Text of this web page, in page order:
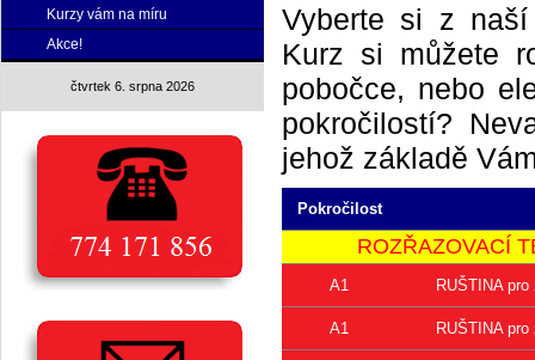
Kurzy vám na míru
Akce!
čtvrtek 6. srpna 2026
Vyberte si z
Kurz si můžete
pobočce, nebo
pokročilostí?
jehož základě
Pokročilost
ROZŘAZOVACÍ
A1 RUŠTINA
A1 RUŠTINA